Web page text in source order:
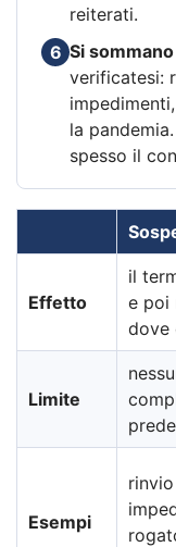
reiterati.
6 Si
verificatesi:
la
spesso il
Effetto
il
e poi
dove
Limite
Esempi